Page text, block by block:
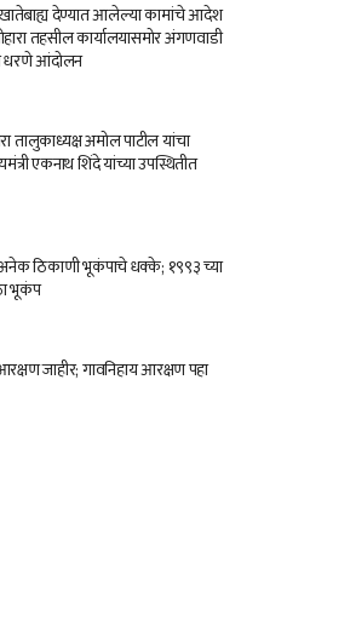
देण्यात आलेल्या कामांचे आदेश
तहसील कार्यालयासमोर अंगणवाडी
धरणे आंदोलन
तालुकाध्यक्ष अमोल पाटील यांचा
एकनाथ शिंदे यांच्या उपस्थितीत
अनेक ठिकाणी भूकंपाचे धक्के; १९९३ च्या
भूकंप
जाहीर; गावनिहाय आरक्षण पहा